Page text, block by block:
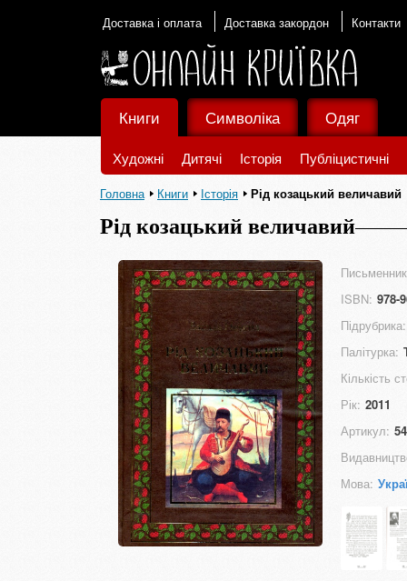
Доставка і оплата Доставка закордон Контакти
Книги
Художні Дитячі Історія Публіцистичні
Символіка Одяг
Головна Книги Історія Рід козацький величавий
Рід козацький величавий
ISBN: 978-
Підрубрика:
Палітурка:
Кількість
Рік: 2011
Артикул:
Мова: